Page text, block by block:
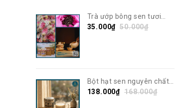
Trà ướp bông sen tươi
Bách Diệp Tây Hồ | Sen Vô
35.000₫ 50.000₫
Bột hạt sen nguyên chất |
Thơm ngon, giàu dinh
138.000₫ 168.000₫